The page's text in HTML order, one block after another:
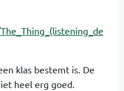
klas bestemt is. De
heel erg goed.